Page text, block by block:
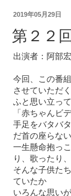
2019年05月29日
第２２
出演者：阿部
今回、この番
させていただ
ふと思い立っ
「赤ちゃんビ
手足をバタバ
だ首の座らな
一生懸命抱っ
り、歌ったり
そんな子供た
ていたか
いろんな思い